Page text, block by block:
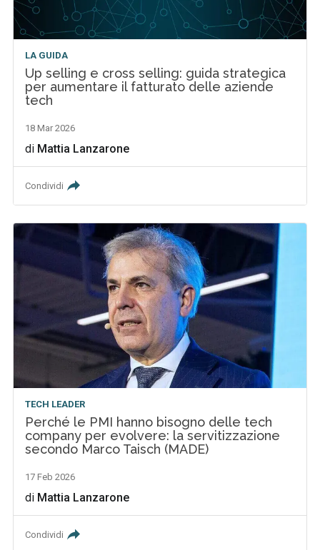
LA GUIDA
Up selling e cross selling: guida strategica
per aumentare il fatturato delle aziende
tech
18 Mar 2026
di Mattia Lanzarone
Condividi
TECH LEADER
Perché le PMI hanno bisogno delle tech
company per evolvere: la servitizzazione
secondo Marco Taisch (MADE)
17 Feb 2026
di Mattia Lanzarone
Condividi